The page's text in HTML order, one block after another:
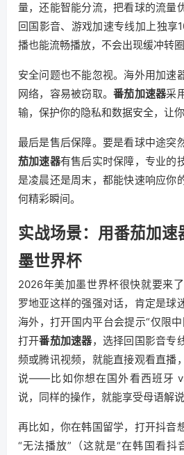
量，还能智能分流，把看球的流量
回国影音、游戏加速专线加上独享
播也能流畅播放，不会出现缓冲转圈
安全问题也不能忽视。海外用加速
网络，容易被窃取。番茄加速器采
输，保护你的隐私和数据安全，让你
最后是售后保障。要是看球中途突
茄加速器有售后实时保障，专业的
是凌晨还是周末，都能快速响应你
何精彩瞬间。
实战场景：用番茄加
墨世界杯
2026年美加墨世界杯很快就要来
罗地亚这样的强强对话，肯定是球
海外，打开国内平台会提示“仅限中
打开番茄加速器，选择回国影音专
频或腾讯视频，就能直接观看直播
说——比如你想在国外看西班牙
说，同样的操作，就能享受母语解说
再比如，你在韩国留学，打开抖音
“无法播放”（这就是“在韩国看抖